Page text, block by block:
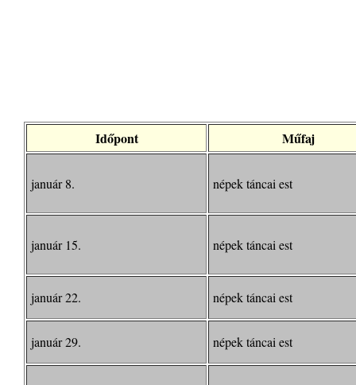
Időpont Műfaj
január 8. népek táncai est
január 15. népek táncai est
január 22. népek táncai est
január 29. népek táncai est